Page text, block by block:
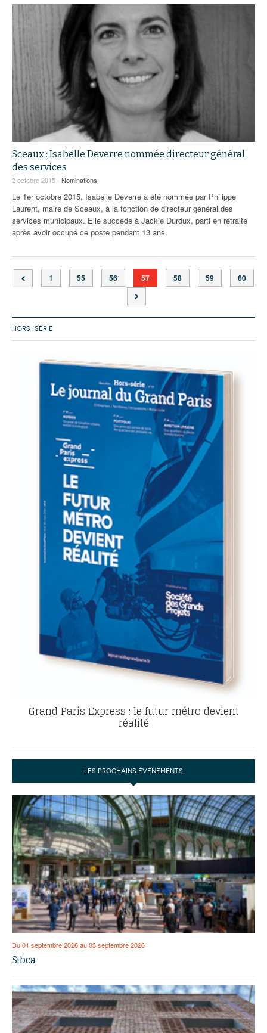
Sceaux : Isabelle Deverre nommée directeur général
des services
2 octobre 2015 - Nominations
Le 1er octobre 2015, Isabelle Deverre a été nommée par Philippe
Laurent, maire de Sceaux, à la fonction de directeur général des
services municipaux. Elle succède à Jackie Durdux, parti en retraite
après avoir occupé ce poste pendant 13 ans.
1 55 56 57 58 59 60
HORS-SÉRIE
Grand Paris Express : le futur métro devient
réalité
LES PROCHAINS ÉVÉNEMENTS
Du 01 septembre 2026 au 03 septembre 2026
Sibca